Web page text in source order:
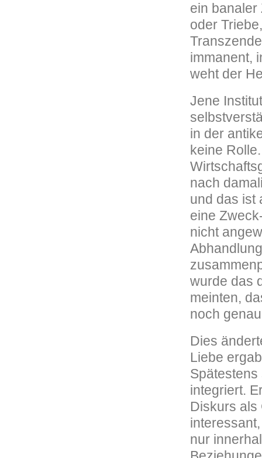
ein banaler
oder
immanent,
weht der
Jene
in der
keine
nach
und das ist
eine
nicht
wurde das
meinten,
noch
Dies
Liebe
integriert.
Diskurs als
nur